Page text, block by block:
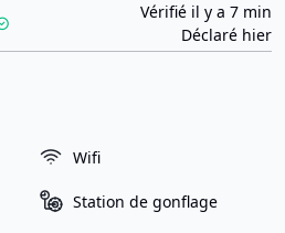
Vérifié il y a 7 min
Déclaré hier
Wifi
Station de gonflage